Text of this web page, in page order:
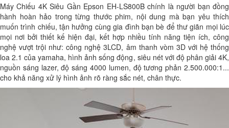
Máy Chiếu 4K Siêu Gần Epson EH-LS800B chính là người bạn đồng
hành hoàn hảo trong từng thước phim, nội dung mà bạn yêu thích
muốn trình chiếu, tận hưởng cùng gia đình bạn bè để thư giãn mọi lúc
mọi nơi bởi thiết kế hiện đại, kết hợp nhiều tính năng tiện ích, công
nghệ vượt trội như: công nghệ 3LCD, âm thanh vòm 3D với hệ thống
loa 2.1 của yamaha, hình ảnh sống động, siêu nét với độ phân giải 4K,
nguồn sáng lazer, độ sáng 4000 lumen, độ tương phản 2.500.000:1...
cho khả năng xử lý hình ảnh rõ ràng sắc nét, chân thực.